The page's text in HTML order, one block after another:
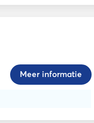
Meer informatie